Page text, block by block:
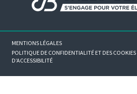
MENTIONS LÉGALES
POLITIQUE DE CONFIDENTIALITÉ ET DES COOKIES
D’ACCESSIBILITÉ